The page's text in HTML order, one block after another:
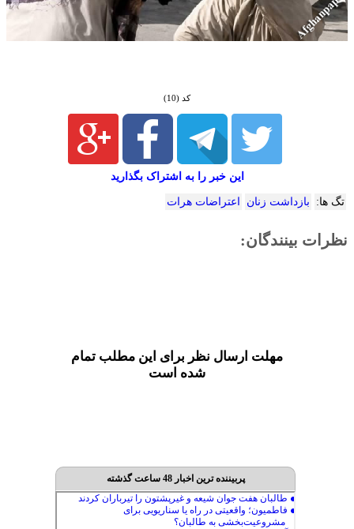
کد (10)
این خبر را به اشتراک بگذارید
تگ ها: بازداشت زنان اعتراضات هرات
نظرات بینندگان:
مهلت ارسال نظر برای این مطلب تمام
شده است
پربیننده ترین اخبار 48 ساعت گذشته